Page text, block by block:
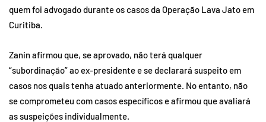
quem foi advogado durante os casos da Operação Lava Jato em
Curitiba.
Zanin afirmou que, se aprovado, não terá qualquer
“subordinação” ao ex-presidente e se declarará suspeito em
casos nos quais tenha atuado anteriormente. No entanto, não
se comprometeu com casos específicos e afirmou que avaliará
as suspeições individualmente.